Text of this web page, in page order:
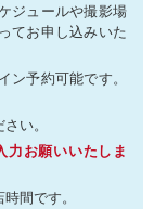
ジュールや撮影場
てお申し込みいた
予約可能です。
い。
お願いいたしま
間です。